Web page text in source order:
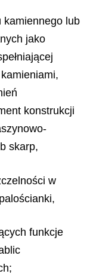
kamiennego lub
jako
konstrukcji
skarp,
w
funkcje